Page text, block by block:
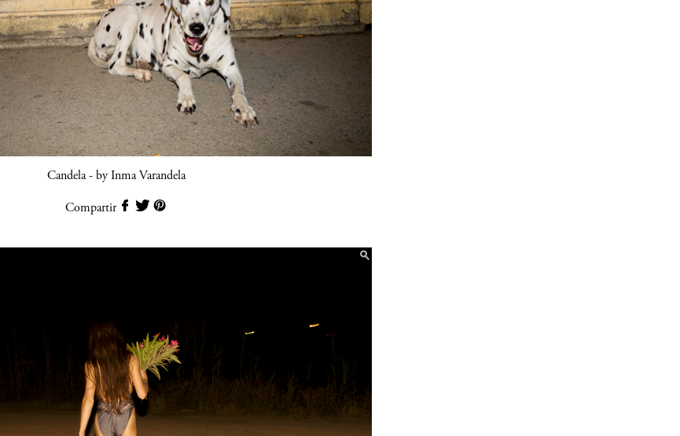
Candela - by Inma Varandela
Compartir